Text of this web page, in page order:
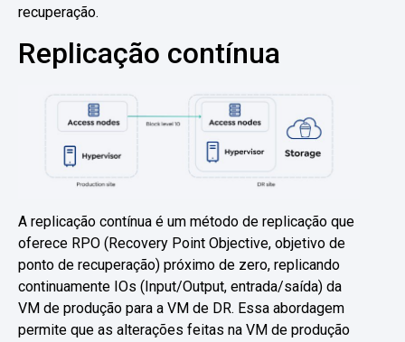
recuperação.
Replicação contínua
A replicação contínua é um método de replicação que
oferece RPO (Recovery Point Objective, objetivo de
ponto de recuperação) próximo de zero, replicando
continuamente IOs (Input/Output, entrada/saída) da
VM de produção para a VM de DR. Essa abordagem
permite que as alterações feitas na VM de produção